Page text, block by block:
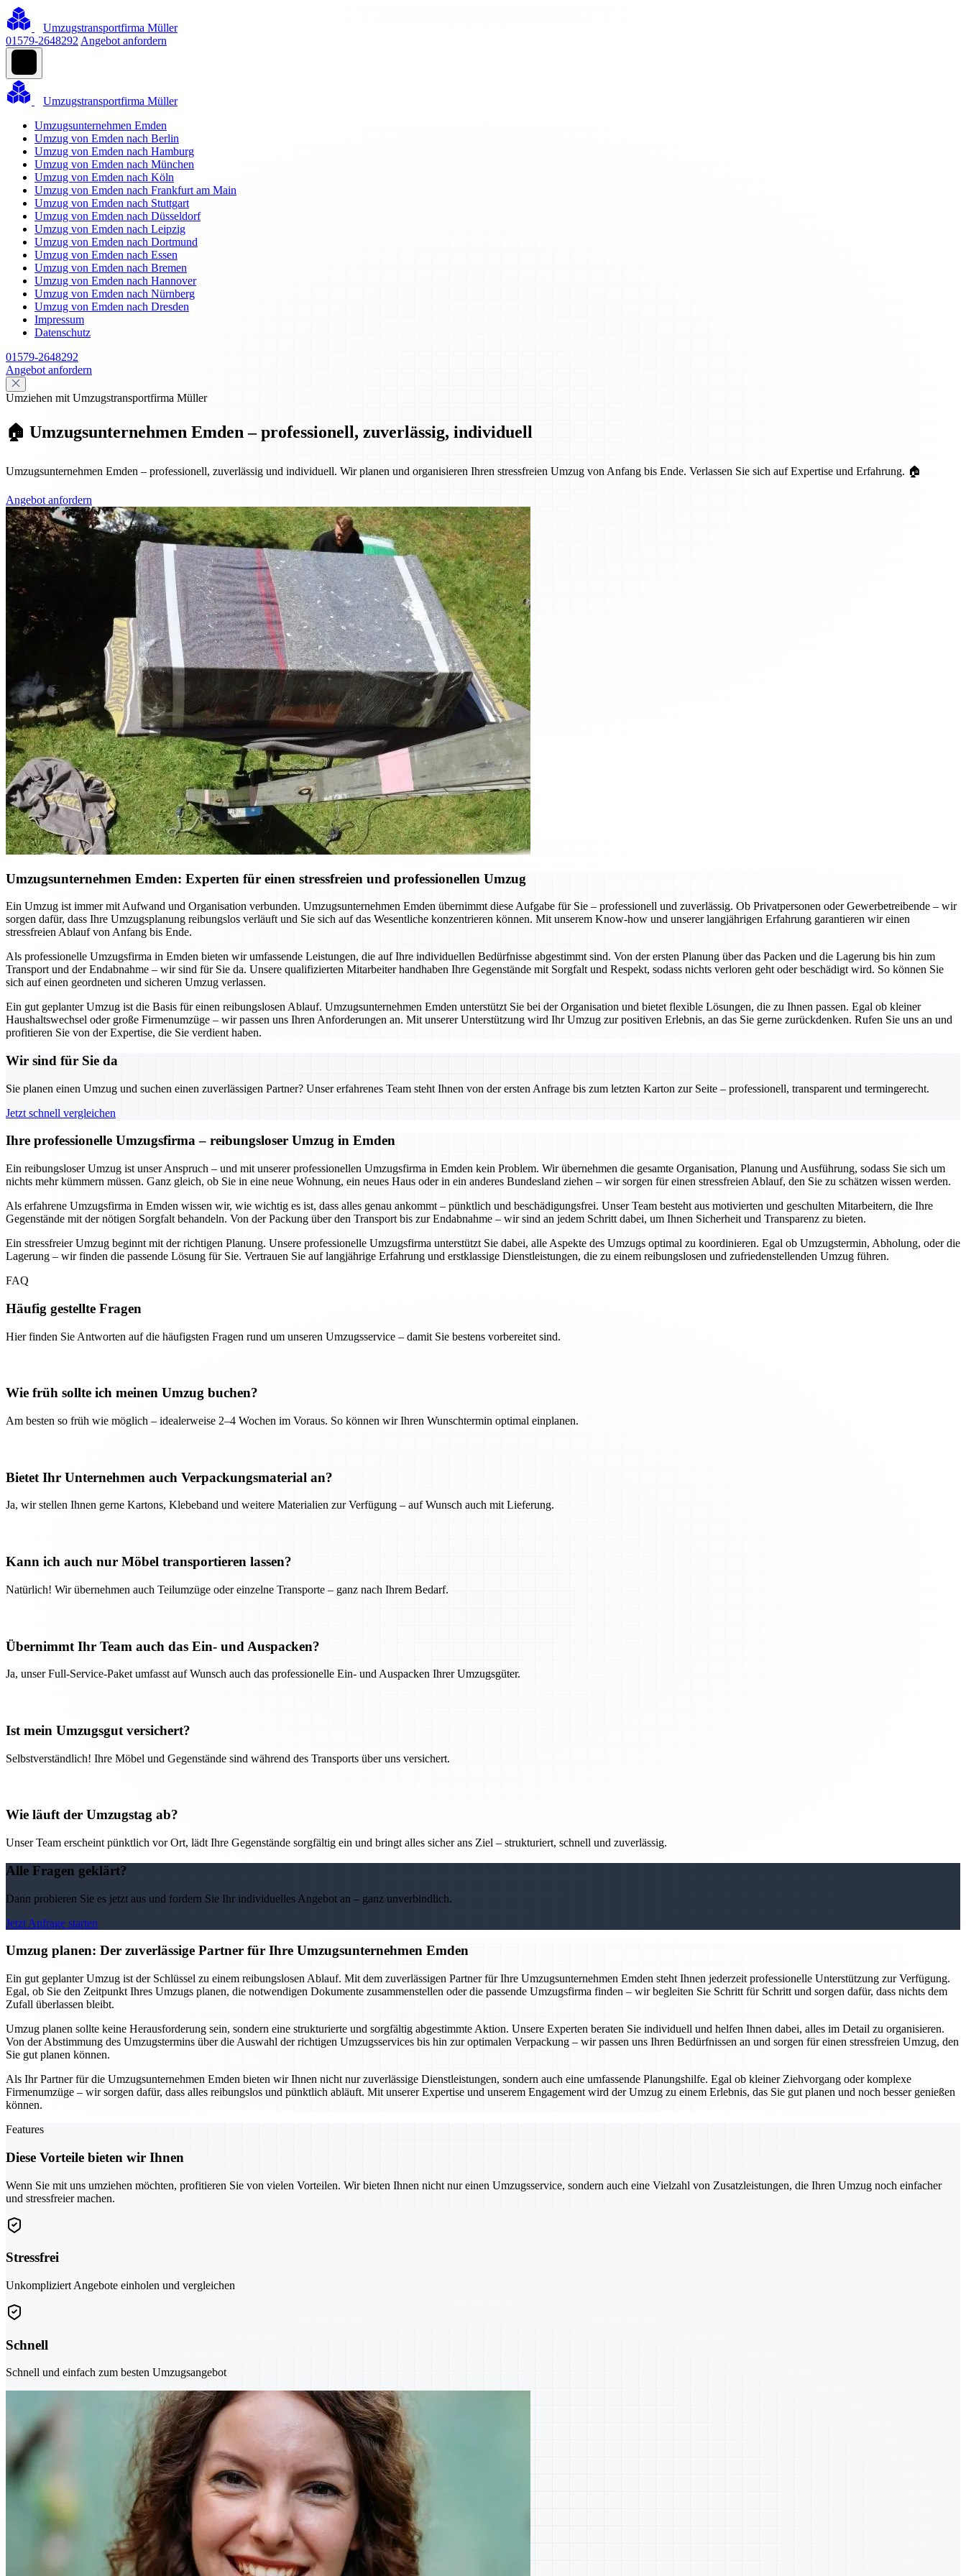
Umzugstransportfirma Müller
01579-2648292 Angebot anfordern
Umzugstransportfirma Müller
Umzugsunternehmen Emden
Umzug von Emden nach Berlin
Umzug von Emden nach Hamburg
Umzug von Emden nach München
Umzug von Emden nach Köln
Umzug von Emden nach Frankfurt am Main
Umzug von Emden nach Stuttgart
Umzug von Emden nach Düsseldorf
Umzug von Emden nach Leipzig
Umzug von Emden nach Dortmund
Umzug von Emden nach Essen
Umzug von Emden nach Bremen
Umzug von Emden nach Hannover
Umzug von Emden nach Nürnberg
Umzug von Emden nach Dresden
Impressum
Datenschutz
01579-2648292
Angebot anfordern
Umziehen mit Umzugstransportfirma Müller
🏠 Umzugsunternehmen Emden – professionell, zuverlässig, individuell
Umzugsunternehmen Emden – professionell, zuverlässig und individuell. Wir planen und organisieren Ihren stressfreien Umzug von Anfang bis Ende. Verlassen Sie sich auf Expertise und Erfahrung. 🏠
Angebot anfordern
Umzugsunternehmen Emden: Experten für einen stressfreien und professionellen Umzug
Ein Umzug ist immer mit Aufwand und Organisation verbunden. Umzugsunternehmen Emden übernimmt diese Aufgabe für Sie – professionell und zuverlässig. Ob Privatpersonen oder Gewerbetreibende – wir
sorgen dafür, dass Ihre Umzugsplanung reibungslos verläuft und Sie sich auf das Wesentliche konzentrieren können. Mit unserem Know-how und unserer langjährigen Erfahrung garantieren wir einen
stressfreien Ablauf von Anfang bis Ende.
Als professionelle Umzugsfirma in Emden bieten wir umfassende Leistungen, die auf Ihre individuellen Bedürfnisse abgestimmt sind. Von der ersten Planung über das Packen und die Lagerung bis hin zum
Transport und der Endabnahme – wir sind für Sie da. Unsere qualifizierten Mitarbeiter handhaben Ihre Gegenstände mit Sorgfalt und Respekt, sodass nichts verloren geht oder beschädigt wird. So können Sie
sich auf einen geordneten und sicheren Umzug verlassen.
Ein gut geplanter Umzug ist die Basis für einen reibungslosen Ablauf. Umzugsunternehmen Emden unterstützt Sie bei der Organisation und bietet flexible Lösungen, die zu Ihnen passen. Egal ob kleiner
Haushaltswechsel oder große Firmenumzüge – wir passen uns Ihren Anforderungen an. Mit unserer Unterstützung wird Ihr Umzug zur positiven Erlebnis, an das Sie gerne zurückdenken. Rufen Sie uns an und
profitieren Sie von der Expertise, die Sie verdient haben.
Wir sind für Sie da
Sie planen einen Umzug und suchen einen zuverlässigen Partner? Unser erfahrenes Team steht Ihnen von der ersten Anfrage bis zum letzten Karton zur Seite – professionell, transparent und termingerecht.
Jetzt schnell vergleichen
Ihre professionelle Umzugsfirma – reibungsloser Umzug in Emden
Ein reibungsloser Umzug ist unser Anspruch – und mit unserer professionellen Umzugsfirma in Emden kein Problem. Wir übernehmen die gesamte Organisation, Planung und Ausführung, sodass Sie sich um
nichts mehr kümmern müssen. Ganz gleich, ob Sie in eine neue Wohnung, ein neues Haus oder in ein anderes Bundesland ziehen – wir sorgen für einen stressfreien Ablauf, den Sie zu schätzen wissen werden.
Als erfahrene Umzugsfirma in Emden wissen wir, wie wichtig es ist, dass alles genau ankommt – pünktlich und beschädigungsfrei. Unser Team besteht aus motivierten und geschulten Mitarbeitern, die Ihre
Gegenstände mit der nötigen Sorgfalt behandeln. Von der Packung über den Transport bis zur Endabnahme – wir sind an jedem Schritt dabei, um Ihnen Sicherheit und Transparenz zu bieten.
Ein stressfreier Umzug beginnt mit der richtigen Planung. Unsere professionelle Umzugsfirma unterstützt Sie dabei, alle Aspekte des Umzugs optimal zu koordinieren. Egal ob Umzugstermin, Abholung, oder die
Lagerung – wir finden die passende Lösung für Sie. Vertrauen Sie auf langjährige Erfahrung und erstklassige Dienstleistungen, die zu einem reibungslosen und zufriedenstellenden Umzug führen.
FAQ
Häufig gestellte Fragen
Hier finden Sie Antworten auf die häufigsten Fragen rund um unseren Umzugsservice – damit Sie bestens vorbereitet sind.
Wie früh sollte ich meinen Umzug buchen?
Am besten so früh wie möglich – idealerweise 2–4 Wochen im Voraus. So können wir Ihren Wunschtermin optimal einplanen.
Bietet Ihr Unternehmen auch Verpackungsmaterial an?
Ja, wir stellen Ihnen gerne Kartons, Klebeband und weitere Materialien zur Verfügung – auf Wunsch auch mit Lieferung.
Kann ich auch nur Möbel transportieren lassen?
Natürlich! Wir übernehmen auch Teilumzüge oder einzelne Transporte – ganz nach Ihrem Bedarf.
Übernimmt Ihr Team auch das Ein- und Auspacken?
Ja, unser Full-Service-Paket umfasst auf Wunsch auch das professionelle Ein- und Auspacken Ihrer Umzugsgüter.
Ist mein Umzugsgut versichert?
Selbstverständlich! Ihre Möbel und Gegenstände sind während des Transports über uns versichert.
Wie läuft der Umzugstag ab?
Unser Team erscheint pünktlich vor Ort, lädt Ihre Gegenstände sorgfältig ein und bringt alles sicher ans Ziel – strukturiert, schnell und zuverlässig.
Alle Fragen geklärt?
Dann probieren Sie es jetzt aus und fordern Sie Ihr individuelles Angebot an – ganz unverbindlich.
Jetzt Anfrage starten
Umzug planen: Der zuverlässige Partner für Ihre Umzugsunternehmen Emden
Ein gut geplanter Umzug ist der Schlüssel zu einem reibungslosen Ablauf. Mit dem zuverlässigen Partner für Ihre Umzugsunternehmen Emden steht Ihnen jederzeit professionelle Unterstützung zur Verfügung.
Egal, ob Sie den Zeitpunkt Ihres Umzugs planen, die notwendigen Dokumente zusammenstellen oder die passende Umzugsfirma finden – wir begleiten Sie Schritt für Schritt und sorgen dafür, dass nichts dem
Zufall überlassen bleibt.
Umzug planen sollte keine Herausforderung sein, sondern eine strukturierte und sorgfältig abgestimmte Aktion. Unsere Experten beraten Sie individuell und helfen Ihnen dabei, alles im Detail zu organisieren.
Von der Abstimmung des Umzugstermins über die Auswahl der richtigen Umzugsservices bis hin zur optimalen Verpackung – wir passen uns Ihren Bedürfnissen an und sorgen für einen stressfreien Umzug, den
Sie gut planen können.
Als Ihr Partner für die Umzugsunternehmen Emden bieten wir Ihnen nicht nur zuverlässige Dienstleistungen, sondern auch eine umfassende Planungshilfe. Egal ob kleiner Ziehvorgang oder komplexe
Firmenumzüge – wir sorgen dafür, dass alles reibungslos und pünktlich abläuft. Mit unserer Expertise und unserem Engagement wird der Umzug zu einem Erlebnis, das Sie gut planen und noch besser genießen
können.
Features
Diese Vorteile bieten wir Ihnen
Wenn Sie mit uns umziehen möchten, profitieren Sie von vielen Vorteilen. Wir bieten Ihnen nicht nur einen Umzugsservice, sondern auch eine Vielzahl von Zusatzleistungen, die Ihren Umzug noch einfacher
und stressfreier machen.
Stressfrei
Unkompliziert Angebote einholen und vergleichen
Schnell
Schnell und einfach zum besten Umzugsangebot